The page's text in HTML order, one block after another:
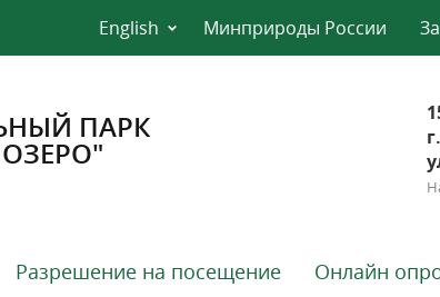
English Минприроды России
ПАРК
Разрешение на посещение Онлайн